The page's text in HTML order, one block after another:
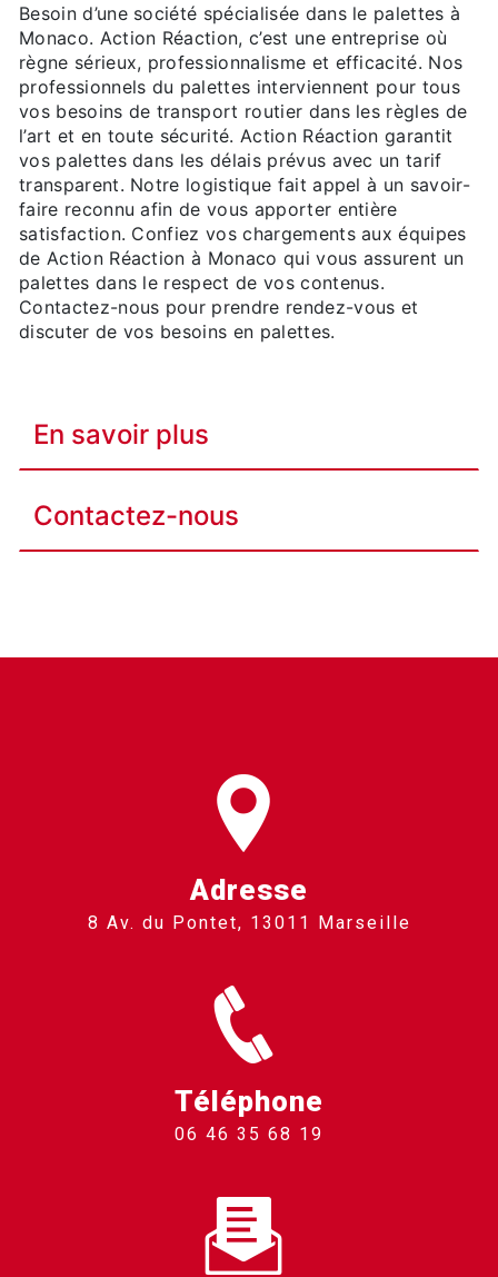
Besoin d’une société spécialisée dans le palettes à
Monaco. Action Réaction, c’est une entreprise où
règne sérieux, professionnalisme et efficacité. Nos
professionnels du palettes interviennent pour tous
vos besoins de transport routier dans les règles de
l’art et en toute sécurité. Action Réaction garantit
vos palettes dans les délais prévus avec un tarif
transparent. Notre logistique fait appel à un savoir-
faire reconnu afin de vous apporter entière
satisfaction. Confiez vos chargements aux équipes
de Action Réaction à Monaco qui vous assurent un
palettes dans le respect de vos contenus.
Contactez-nous pour prendre rendez-vous et
discuter de vos besoins en palettes.
En savoir plus
Contactez-nous
Adresse
8 Av. du Pontet, 13011 Marseille
Téléphone
06 46 35 68 19